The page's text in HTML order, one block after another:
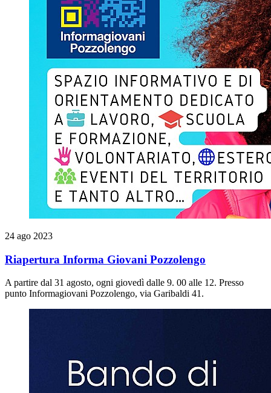
24 ago 2023
Riapertura Informa Giovani Pozzolengo
A partire dal 31 agosto, ogni giovedì dalle 9. 00 alle 12. Presso
punto Informagiovani Pozzolengo, via Garibaldi 41.